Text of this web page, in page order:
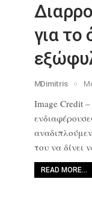
για το
MDimitris
Image Credit
του να δίνει
READ MORE…